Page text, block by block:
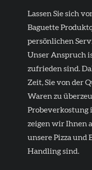
Lassen Sie sich
Baguette
persönlichen
Unser Anspruch
zufrieden sind.
Zeit, Sie von der
Waren zu
Probeverkostung
zeigen wir Ihnen
unsere Pizza und
Handling sind.